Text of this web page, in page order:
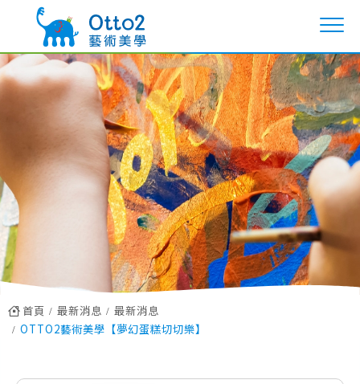
首頁 最新消息
最新消息
OTTO2藝術美學【夢幻蛋糕切切樂】